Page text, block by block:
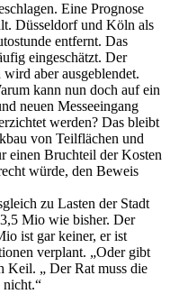
Eine Prognose
Düsseldorf und Köln als
entfernt. Das
eingeschätzt. Der
aber ausgeblendet.
kann nun doch auf ein
neuen Messeeingang
werden? Das bleibt
von Teilflächen und
einen Bruchteil der Kosten
würde, den Beweis
zu Lasten der Stadt
Mio wie bisher. Der
ist gar keiner, er ist
verplant. „Oder gibt
Keil. „ Der Rat muss die
nicht.“